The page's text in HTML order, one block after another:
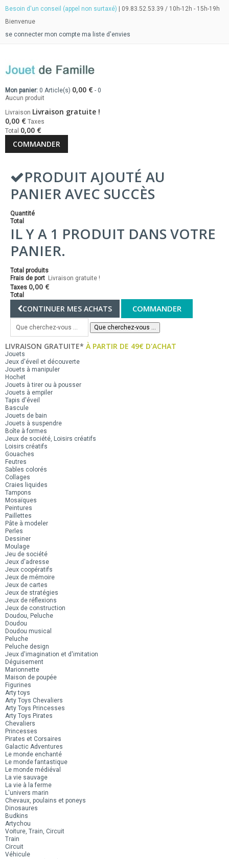
Besoin d'un conseil (appel non surtaxé) | 09.83.52.53.39 / 10h-12h - 15h-19h
Bienvenue
se connecter mon compte ma liste d'envies
Mon panier: 0 Article(s) 0,00 € - 0
Aucun produit
Livraison Livraison gratuite !
0,00 € Taxes
Total 0,00 €
COMMANDER
PRODUIT AJOUTÉ AU
PANIER AVEC SUCCÈS
Quantité
Total
IL Y A 1 PRODUIT DANS VOTRE
PANIER.
Total produits
Frais de port Livraison gratuite !
Taxes 0,00 €
Total
CONTINUER MES ACHATS COMMANDER
Que cherchez-vous ...
LIVRAISON GRATUITE* À PARTIR DE 49€ D'ACHAT
Jouets
Jeux d'éveil et découverte
Jouets à manipuler
Hochet
Jouets à tirer ou à pousser
Jouets à empiler
Tapis d'éveil
Bascule
Jouets de bain
Jouets à suspendre
Boîte à formes
Jeux de société, Loisirs créatifs
Loisirs créatifs
Gouaches
Feutres
Sables colorés
Collages
Craies liquides
Tampons
Mosaïques
Peintures
Paillettes
Pâte à modeler
Perles
Dessiner
Moulage
Jeu de société
Jeux d'adresse
Jeux coopératifs
Jeux de mémoire
Jeux de cartes
Jeux de stratégies
Jeux de réflexions
Jeux de construction
Doudou, Peluche
Doudou
Doudou musical
Peluche
Peluche design
Jeux d'imagination et d'imitation
Déguisement
Marionnette
Maison de poupée
Figurines
Arty toys
Arty Toys Chevaliers
Arty Toys Princesses
Arty Toys Pirates
Chevaliers
Princesses
Pirates et Corsaires
Galactic Adventures
Le monde enchanté
Le monde fantastique
Le monde médiéval
La vie sauvage
La vie à la ferme
L'univers marin
Chevaux, poulains et poneys
Dinosaures
Budkins
Artychou
Voiture, Train, Circuit
Train
Circuit
Véhicule